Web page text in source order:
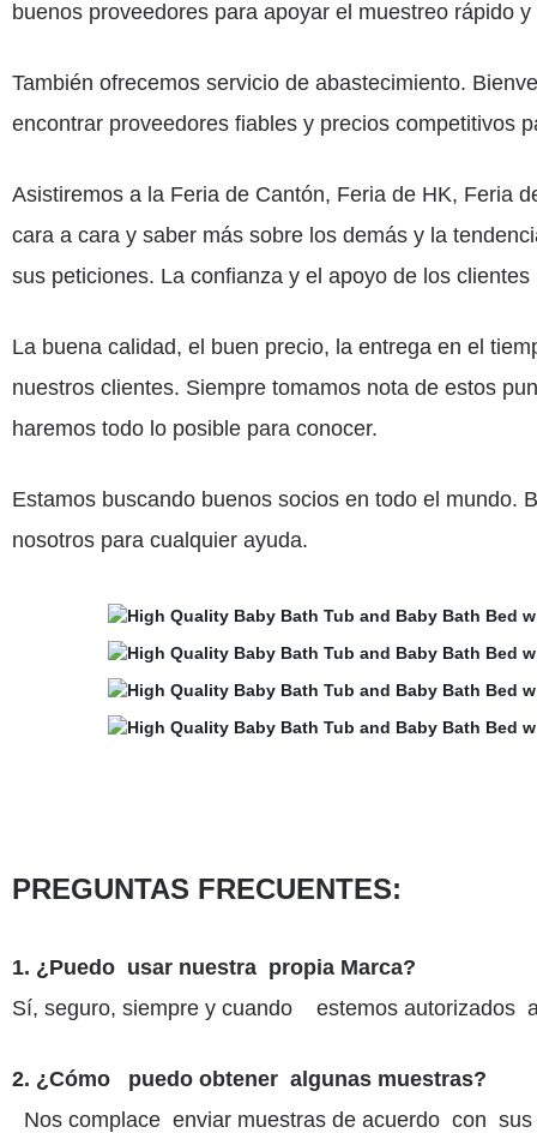
buenos proveedores para apoyar el muestreo rápido
También ofrecemos servicio de abastecimiento.
encontrar proveedores fiables y precios competitivos
Asistiremos a la Feria de Cantón, Feria de HK, Feria
cara a cara y saber más sobre los demás y la
sus peticiones. La confianza y el apoyo de los
La buena calidad, el buen precio, la entrega en el
nuestros clientes. Siempre tomamos nota de estos
haremos todo lo posible para conocer.
Estamos buscando buenos socios en todo el mundo.
nosotros para cualquier ayuda.
PREGUNTAS FRECUENTES:
1. ¿Puedo usar nuestra propia Marca?
Sí, seguro, siempre y cuando estemos autorizados
2. ¿Cómo puedo obtener algunas muestras?
Nos complace enviar muestras de acuerdo con sus